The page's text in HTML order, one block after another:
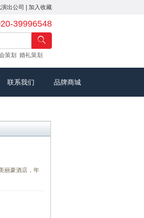
出公司 加入收藏
39996548
策划 婚礼策划
联系我们 品牌商城
丽豪酒店，年